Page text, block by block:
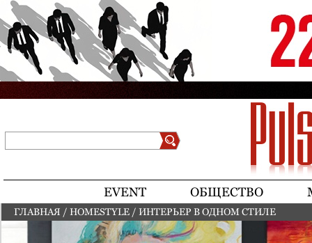
Jump to navigation
EVENT ОБЩЕСТВО
ВЫ ЗДЕСЬ
ГЛАВНАЯ / HOMESTYLE / ИНТЕРЬЕР В ОДНОМ СТИЛЕ